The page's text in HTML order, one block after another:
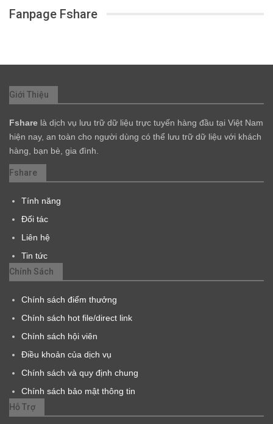
Fanpage Fshare
Giới Thiệu
Fshare là dịch vụ lưu trữ dữ liệu trực tuyến hàng đầu tại Việt Nam
hiện nay, an toàn cho người dùng có thể lưu trữ dữ liệu với khách
hàng, bạn bè, gia đình.
Fshare
Tính năng
Đối tác
Liên hệ
Tin tức
Chính Sách
Chính sách điểm thưởng
Chính sách hot file/direct link
Chính sách hội viên
Điều khoản của dịch vụ
Chính sách và quy định chung
Chính sách bảo mật thông tin
Hỗ Trợ